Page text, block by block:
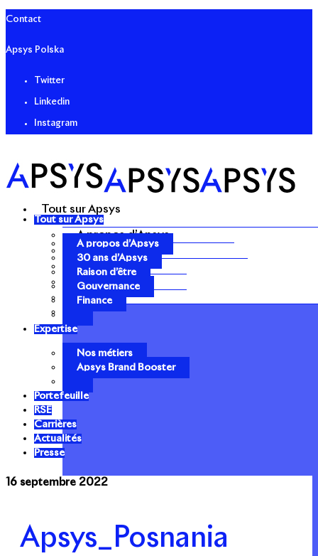
Contact
Apsys Polska
Twitter
Linkedin
Instagram
Tout sur Apsys
A propos d’Apsys
30 ans d’Apsys
Raison d’être
Gouvernance
Finance
Tout sur Apsys
A propos d’Apsys
30 ans d’Apsys
Raison d’être
Gouvernance
Finance
Expertise
Nos métiers
Apsys Brand Booster
Portefeuille
RSE
Carrières
Actualités
Presse
16 septembre 2022
Apsys_Posnania